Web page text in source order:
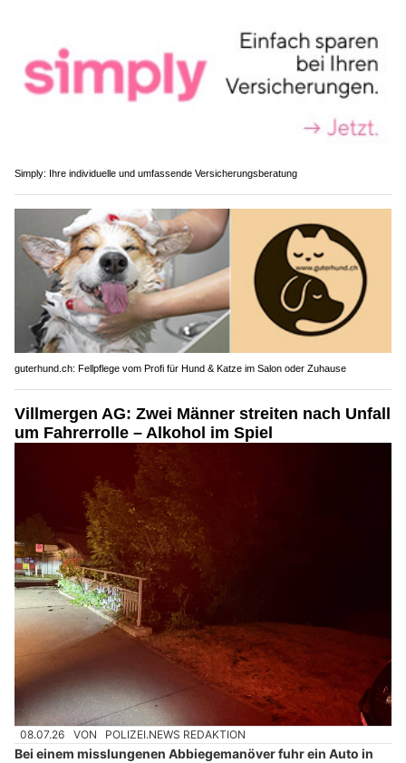
Simply: Ihre individuelle und umfassende Versicherungsberatung
guterhund.ch: Fellpflege vom Profi für Hund & Katze im Salon oder Zuhause
Villmergen AG: Zwei Männer streiten nach Unfall
um Fahrerrolle – Alkohol im Spiel
08.07.26 VON POLIZEI.NEWS REDAKTION
Bei einem misslungenen Abbiegemanöver fuhr ein Auto in